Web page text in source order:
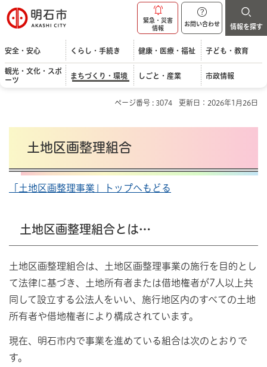
明石市
緊急・災害
情報
お問い合わせ 情報を探す
安全・安心 くらし・手続き 健康・医療・福祉 子ども・教育
観光・文化・スポ
ーツ
まちづくり・環境 しごと・産業 市政情報
ページ番号 : 3074 更新日：2026年1月26日
土地区画整理組合
「土地区画整理事業」トップへもどる
土地区画整理組合とは…
土地区画整理組合は、土地区画整理事業の施行を目的とし
て法律に基づき、土地所有者または借地権者が7人以上共
同して設立する公法人をいい、施行地区内のすべての土地
所有者や借地権者により構成されています。
現在、明石市内で事業を進めている組合は次のとおりで
す。